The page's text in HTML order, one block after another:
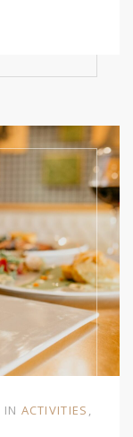
IN ACTIVITIES